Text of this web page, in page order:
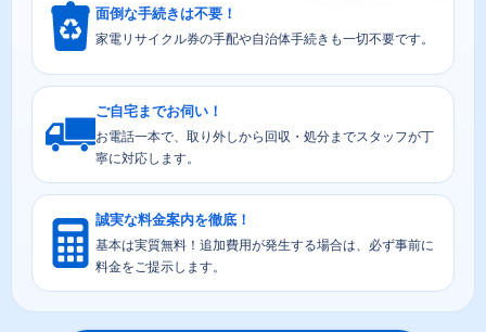
面倒な手続きは不要！
家電リサイクル券の手配や自治体手続きも一切不要です。
ご自宅までお伺い！
お電話一本で、取り外しから回収・処分までスタッフが丁
寧に対応します。
誠実な料金案内を徹底！
基本は実質無料！追加費用が発生する場合は、必ず事前に
料金をご提示します。